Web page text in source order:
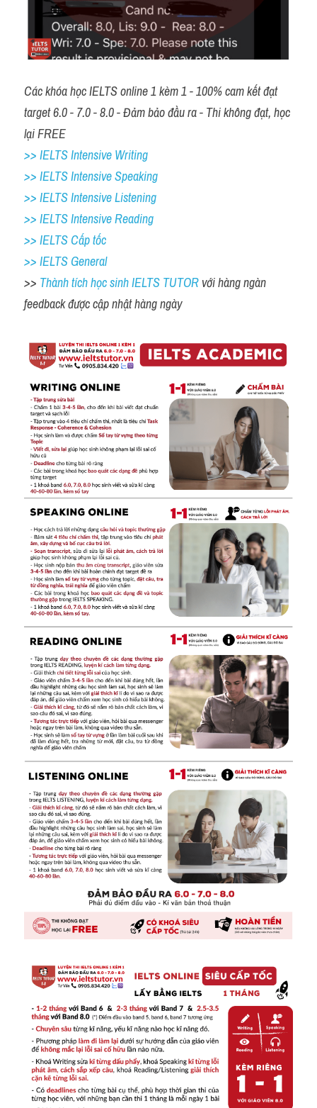
Các khóa học IELTS online 1 kèm 1 - 100% cam kết đạt
target 6.0 - 7.0 - 8.0 - Đảm bảo đầu ra - Thi không đạt, học
lại FREE
>> IELTS Intensive Writing
>> IELTS Intensive Speaking
>> IELTS Intensive Listening
>> IELTS Intensive Reading
>> IELTS Cấp tốc
>> IELTS General
>> Thành tích học sinh IELTS TUTOR với hàng ngàn
feedback được cập nhật hàng ngày